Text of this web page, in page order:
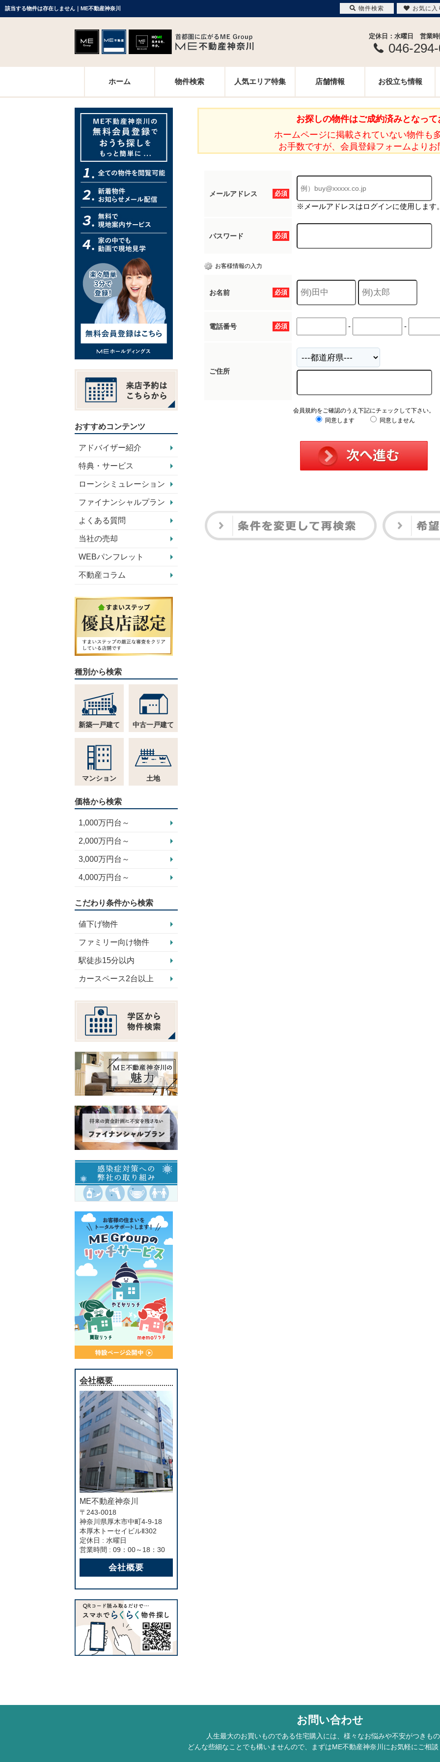
該当する物件は存在しません｜ME不動産神奈川
定休日：水曜日 営業
046-
ホーム 物件検索 人気エリア特集 店舗情報 お役立ち情報
お探しの物件はご成約済みとなって
ホームページに掲載されていない物件も
お手数ですが、会員登録フォームよりお
必須
メールアドレス
※メールアドレスはログインに使用します。
必須
パスワード
お客様情報の入力
必須
お名前
必須
電話番号 - -
ご住所
会員規約をご確認のうえ下記にチェックして下さい。
同意します
同意しません
おすすめコンテンツ
アドバイザー紹介
特典・サービス
ローンシミュレーション
ファイナンシャルプラン
よくある質問
当社の売却
WEBパンフレット
不動産コラム
種別から検索
新築一戸建て 中古一戸建て
マンション 土地
価格から検索
1,000万円台～
2,000万円台～
3,000万円台～
4,000万円台～
こだわり条件から検索
値下げ物件
ファミリー向け物件
駅徒歩15分以内
カースペース2台以上
会社概要
ME不動産神奈川
〒243-0018
神奈川県厚木市中町4-9-18
本厚木トーセイビルⅡ302
定休日 : 水曜日
営業時間 : 09：00～18：30
会社概要
お問い合わせ
人生最大のお買いものである住宅購入には、様々なお悩みや不安がつきも
どんな些細なことでも構いませんので、まずはME不動産神奈川にお気軽にご相談
物件検索 お気に入